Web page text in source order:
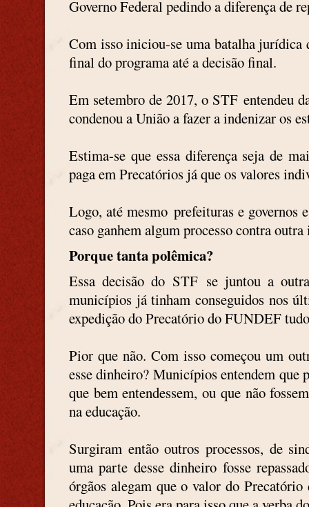
Governo Federal pedindo a diferença de
Com isso iniciou-se uma batalha jurídica
final do programa até a decisão final.
Em setembro de 2017, o STF entendeu
condenou a União a fazer a indenizar os
Estima-se que essa diferença seja de
paga em Precatórios já que os valores
Logo, até mesmo prefeituras e governos
caso ganhem algum processo contra
Porque tanta polêmica?
Essa decisão do STF se juntou a
municípios já tinham conseguidos nos
expedição do Precatório do FUNDEF
Pior que não. Com isso começou um
esse dinheiro? Municípios entendem que
que bem entendessem, ou que não
na educação.
Surgiram então outros processos, de
uma parte desse dinheiro fosse
órgãos alegam que o valor do